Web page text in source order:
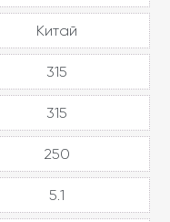
Китай
315
315
250
5.1